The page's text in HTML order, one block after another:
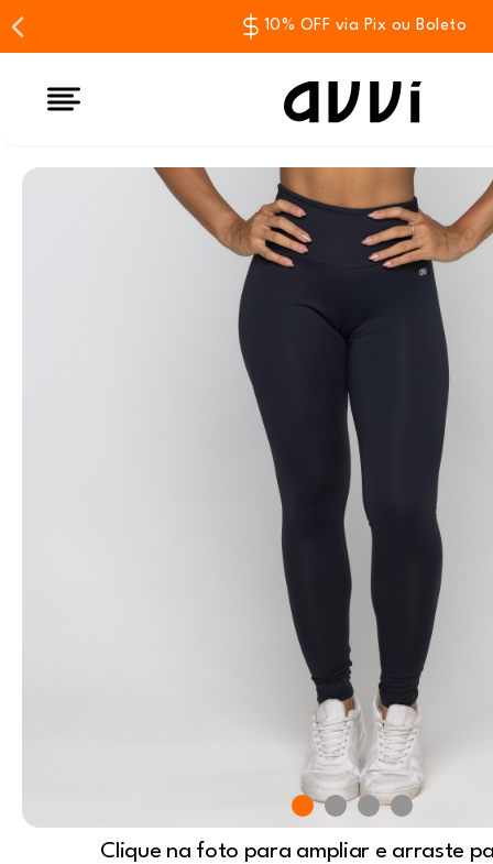
10% OFF via Pix ou Boleto
Clique na foto para ampliar e arraste